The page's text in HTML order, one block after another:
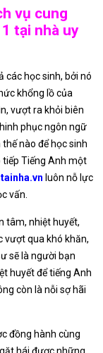
vụ cung
tại nhà uy
các học sinh, bởi nó
khổng lồ của
vượt ra khỏi biên
phục ngôn ngữ
nào để học sinh
tiếp Tiếng Anh một
luôn nỗ lực
vấn.
tâm, nhiệt huyết,
vượt qua khó khăn,
sẽ là người bạn
huyết để tiếng Anh
còn là nỗi sợ hãi
đồng hành cùng